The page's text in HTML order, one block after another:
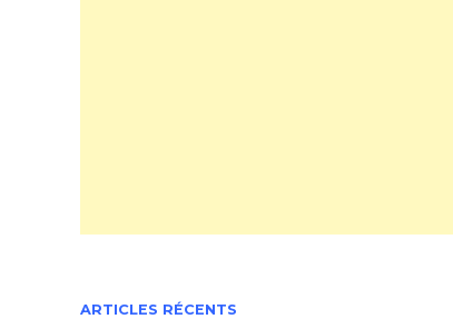
ARTICLES RÉCENTS